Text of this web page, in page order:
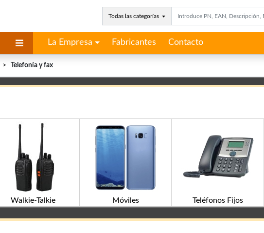
Todas las categorías
La Empresa Fabricantes Contacto
Telefonía y fax
Walkie-Talkie Móviles Teléfonos Fijos